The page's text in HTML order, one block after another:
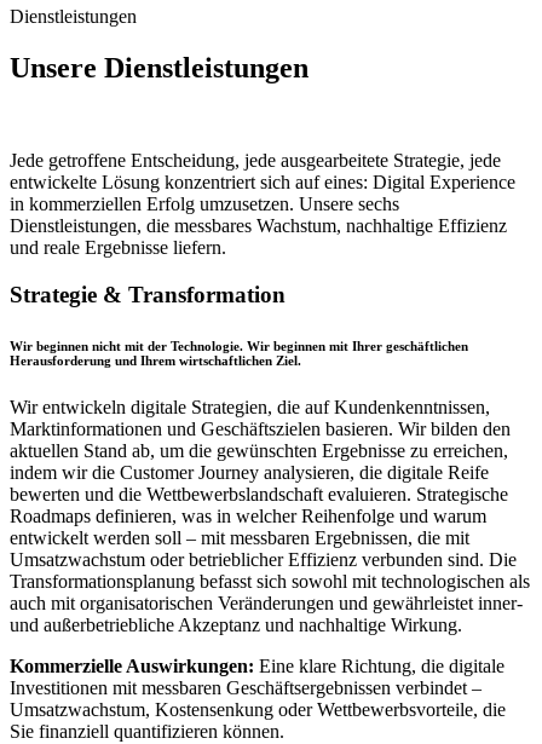
Dienstleistungen
Unsere Dienstleistungen
Jede getroffene Entscheidung, jede ausgearbeitete Strategie, jede
entwickelte Lösung konzentriert sich auf eines: Digital Experience
in kommerziellen Erfolg umzusetzen. Unsere sechs
Dienstleistungen, die messbares Wachstum, nachhaltige Effizienz
und reale Ergebnisse liefern.
Strategie & Transformation
Wir beginnen nicht mit der Technologie. Wir beginnen mit Ihrer geschäftlichen
Herausforderung und Ihrem wirtschaftlichen Ziel.
Wir entwickeln digitale Strategien, die auf Kundenkenntnissen,
Marktinformationen und Geschäftszielen basieren. Wir bilden den
aktuellen Stand ab, um die gewünschten Ergebnisse zu erreichen,
indem wir die Customer Journey analysieren, die digitale Reife
bewerten und die Wettbewerbslandschaft evaluieren. Strategische
Roadmaps definieren, was in welcher Reihenfolge und warum
entwickelt werden soll – mit messbaren Ergebnissen, die mit
Umsatzwachstum oder betrieblicher Effizienz verbunden sind. Die
Transformationsplanung befasst sich sowohl mit technologischen als
auch mit organisatorischen Veränderungen und gewährleistet inner-
und außerbetriebliche Akzeptanz und nachhaltige Wirkung.
Kommerzielle Auswirkungen: Eine klare Richtung, die digitale
Investitionen mit messbaren Geschäftsergebnissen verbindet –
Umsatzwachstum, Kostensenkung oder Wettbewerbsvorteile, die
Sie finanziell quantifizieren können.